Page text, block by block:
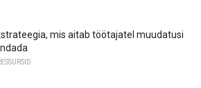
mis aitab töötajatel muudatusi